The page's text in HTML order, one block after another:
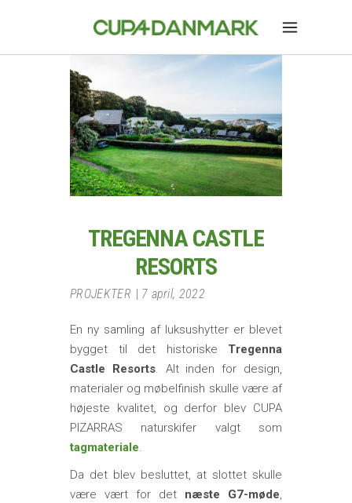
TREGENNA CASTLE
RESORTS
PROJEKTER 7 april, 2022
En ny samling af luksushytter er blevet
bygget til det historiske Tregenna
Castle Resorts. Alt inden for design,
materialer og møbelfinish skulle være af
højeste kvalitet, og derfor blev CUPA
PIZARRAS naturskifer valgt som
tagmateriale.
Da det blev besluttet, at slottet skulle
være vært for det næste G7-møde,